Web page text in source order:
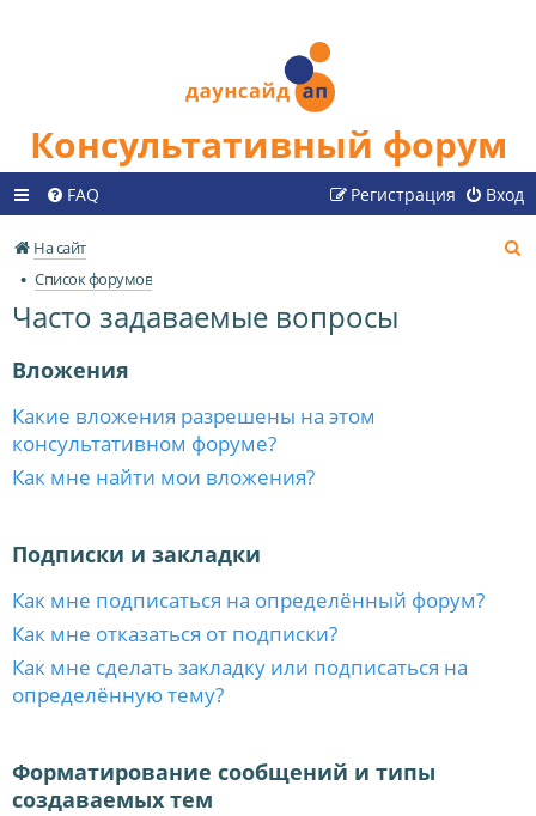
Консультативный форум
FAQ Вход
Регистрация
На сайт
Список форумов
Часто задаваемые вопросы
Вложения
Какие вложения разрешены на этом
консультативном форуме?
Как мне найти мои вложения?
Подписки и закладки
Как мне подписаться на определённый форум?
Как мне отказаться от подписки?
Как мне сделать закладку или подписаться на
определённую тему?
Форматирование сообщений и типы
создаваемых тем